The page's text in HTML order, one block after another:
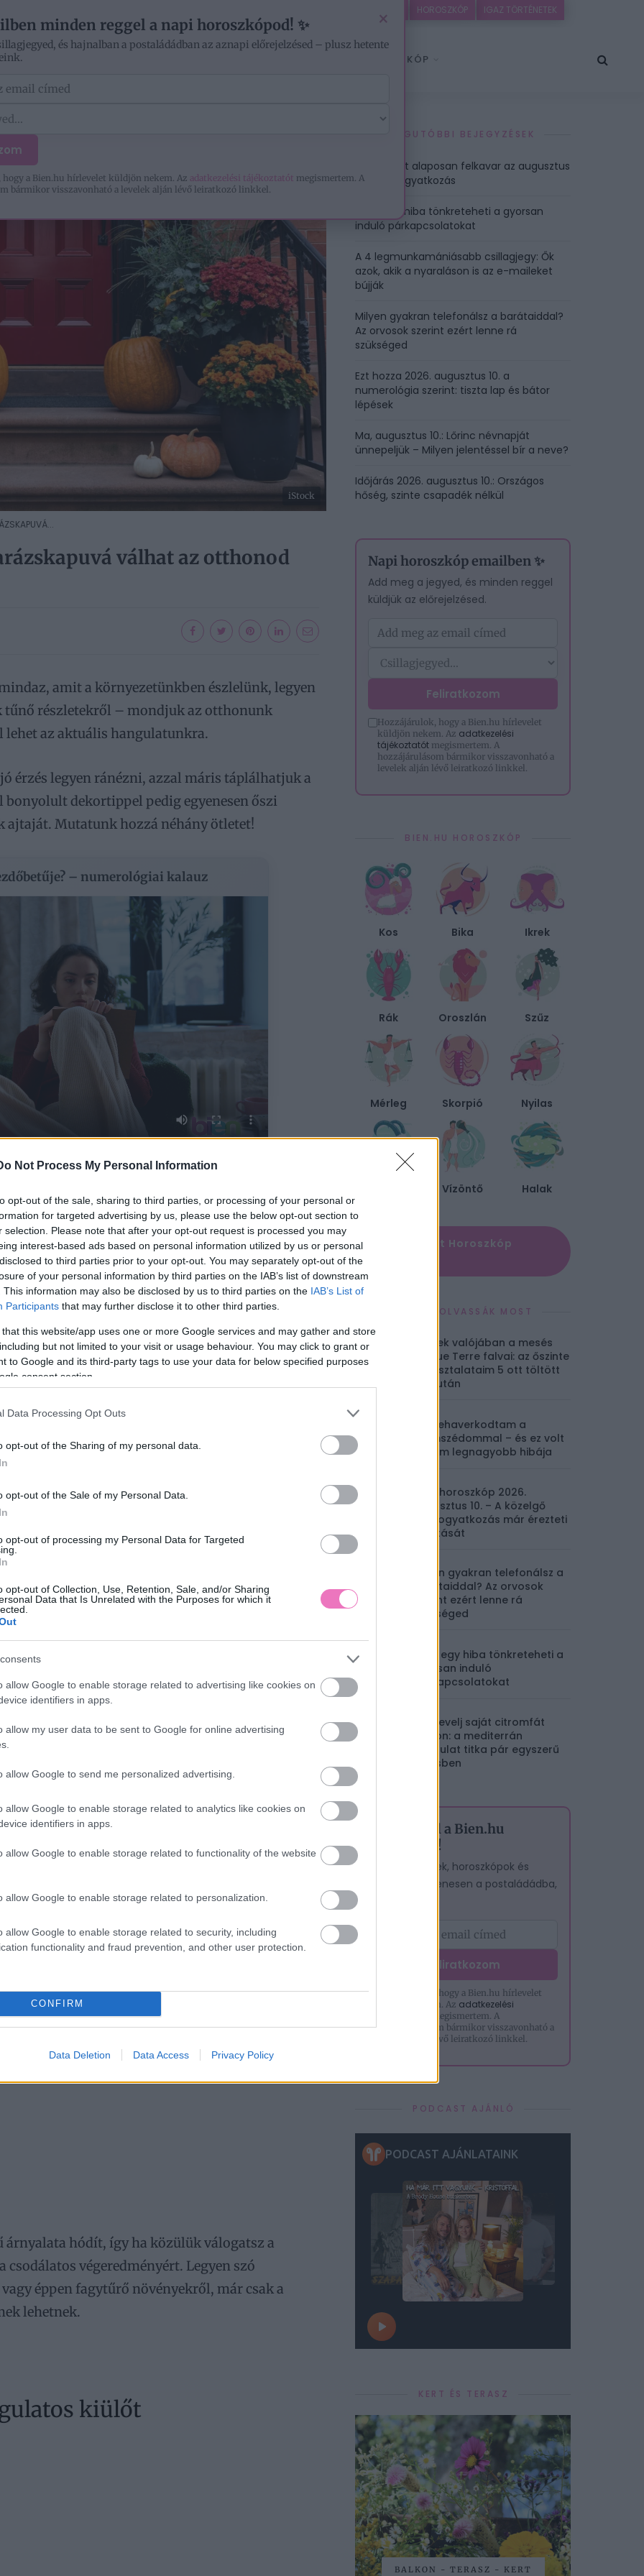
Not Process My Personal Information
opt-out of the sale, sharing to third parties, or processing of your personal or
for targeted advertising by us, please use the below opt-out section to
selection. Please note that after your opt-out request is processed you may
interest-based ads based on personal information utilized by us or personal
to third parties prior to your opt-out. You may separately opt-out of the
of your personal information by third parties on the IAB’s list of downstream
This information may also be disclosed by us to third parties on the IAB’s List of
Participants that may further disclose it to other third parties.
that this website/app uses one or more Google services and may gather and store
but not limited to your visit or usage behaviour. You may click to grant or
to Google and its third-party tags to use your data for below specified purposes
consent section.
Data Processing Opt Outs
opt-out of the Sharing of my personal data.
opt-out of the Sale of my Personal Data.
opt-out of processing my Personal Data for Targeted
opt-out of Collection, Use, Retention, Sale, and/or Sharing
Data that Is Unrelated with the Purposes for which it
allow Google to enable storage related to advertising like cookies on
identifiers in apps.
allow my user data to be sent to Google for online advertising
allow Google to send me personalized advertising.
allow Google to enable storage related to analytics like cookies on
identifiers in apps.
allow Google to enable storage related to functionality of the website
allow Google to enable storage related to personalization.
allow Google to enable storage related to security, including
functionality and fraud prevention, and other user protection.
CONFIRM
Data Deletion Data Access Privacy Policy
IGAZ TÖRTÉNETEK
HOROSZKÓP
HOROSZKÓP
iStock
válhat az otthonod
amit a környezetünkben észlelünk, legyen
tűnő részletekről – mondjuk az otthonunk
az aktuális hangulatunkra.
érzés legyen ránézni, azzal máris táplálhatjuk a
dekortippel pedig egyenesen őszi
Mutatunk hozzá néhány ötletet!
– numerológiai kalauz
a postaládádba, ingyen.
Feliratkozom
Azadatkezelési tájékoztatót
megismertem. A hozzájárulásom bármikor
mesés narancssárga
árnyalata hódít, így ha közülük válogatsz a
végeredményért. Legyen szó
éppen fagytűrő növényekről, már csak a
lehetnek.
kiülőt
LEGUTÓBBI BEJEGYZÉSEK
4 jegy, akit alaposan felkavar az augusztus
12-i Napfogyatkozás
Ez az egy hiba tönkreteheti a gyorsan
induló párkapcsolatokat
A 4 legmunkamániásabb csillagjegy: Ők
azok, akik a nyaraláson is az e-maileket
bújják
Milyen gyakran telefonálsz a barátaiddal?
Az orvosok szerint ezért lenne rá
szükséged
Ezt hozza 2026. augusztus 10. a
numerológia szerint: tiszta lap és bátor
lépések
Ma, augusztus 10.: Lőrinc névnapját
ünnepeljük – Milyen jelentéssel bír a neve?
Időjárás 2026. augusztus 10.: Országos
hőség, szinte csapadék nélkül
Napi horoszkóp emailben ✨
Add meg a jegyed, és minden reggel
küldjük az előrejelzésed.
Feliratkozom
Hozzájárulok, hogy a Bien.hu hírlevelet
küldjön nekem. Az adatkezelési
tájékoztatót megismertem. A
hozzájárulásom bármikor visszavonható a
levelek alján lévő leiratkozó linkkel.
BIEN.HU HOROSZKÓP
Kos Bika Ikrek
Rák Oroszlán Szűz
Mérleg Skorpió Nyilas
Vízöntő Halak
✨ Megújult Horoszkóp
EZEKET OLVASSÁK MOST
Ilyenek valójában a mesés
Cinque Terre falvai: az őszinte
tapasztalataim 5 ott töltött
nap után
Összehaverkodtam a
szomszédommal – és ez volt
életem legnagyobb hibája
Napi horoszkóp 2026.
augusztus 10. – A közelgő
napfogyatkozás már érezteti
a hatását
Milyen gyakran telefonálsz a
barátaiddal? Az orvosok
szerint ezért lenne rá
szükséged
Ez az egy hiba tönkreteheti a
gyorsan induló
párkapcsolatokat
Így nevelj saját citromfát
otthon: a mediterrán
hangulat titka pár egyszerű
lépésben
Iratkozz fel a Bien.hu
hírlevelére!
A legjobb cikkek, horoszkópok és
tesztek – egyenesen a postaládádba,
Feliratkozom
Hozzájárulok, hogy a Bien.hu hírlevelet
küldjön nekem. Az adatkezelési
megismertem. A
hozzájárulásom bármikor visszavonható a
levelek alján lévő leiratkozó linkkel.
PODCAST AJÁNLÓ
KERT ÉS TERASZ
BALKON - TERASZ - KERT
×
minden reggel a napi horoszkópod! ✨
és hajnalban a postaládádban az aznapi előrejelzésed – plusz hetente
a Bien.hu hírlevelet küldjön nekem. Az adatkezelési tájékoztatót megismertem. A
bármikor visszavonható a levelek alján lévő leiratkozó linkkel.